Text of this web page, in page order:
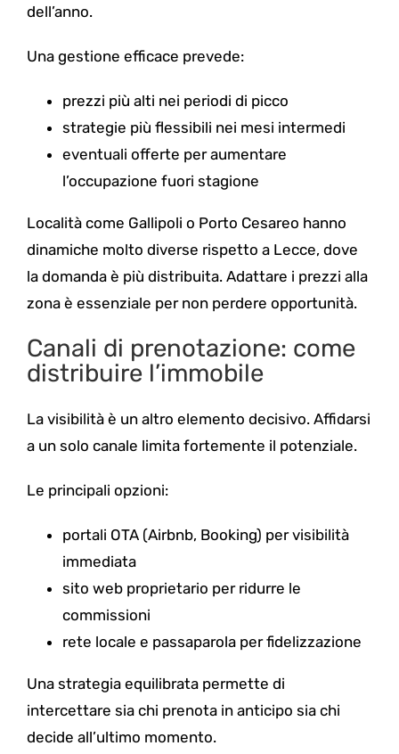
dell’anno.
Una gestione efficace prevede:
prezzi più alti nei periodi di picco
strategie più flessibili nei mesi intermedi
eventuali offerte per aumentare
l’occupazione fuori stagione
Località come Gallipoli o Porto Cesareo hanno
dinamiche molto diverse rispetto a Lecce, dove
la domanda è più distribuita. Adattare i prezzi alla
zona è essenziale per non perdere opportunità.
Canali di prenotazione: come
distribuire l’immobile
La visibilità è un altro elemento decisivo. Affidarsi
a un solo canale limita fortemente il potenziale.
Le principali opzioni:
portali OTA (Airbnb, Booking) per visibilità
immediata
sito web proprietario per ridurre le
commissioni
rete locale e passaparola per fidelizzazione
Una strategia equilibrata permette di
intercettare sia chi prenota in anticipo sia chi
decide all’ultimo momento.